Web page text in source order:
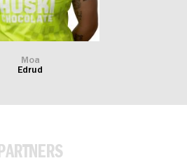
Moa
Edrud
PARTNERS